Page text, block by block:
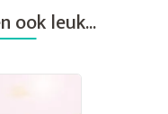
ook leuk...